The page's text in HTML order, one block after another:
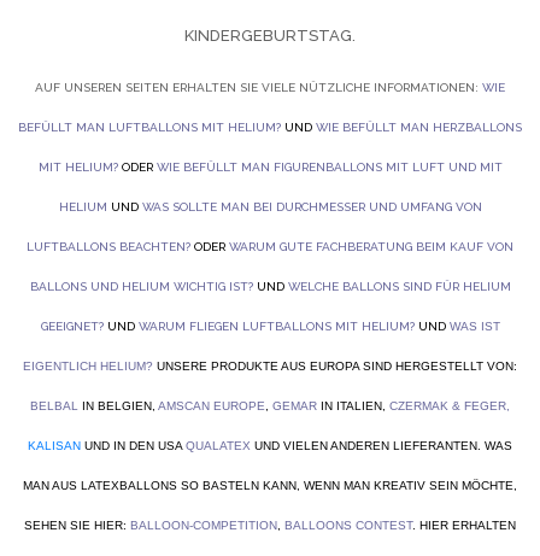
KINDERGEBURTSTAG.
AUF UNSEREN SEITEN ERHALTEN SIE VIELE NÜTZLICHE INFORMATIONEN: WIE
BEFÜLLT MAN LUFTBALLONS MIT HELIUM? UND WIE BEFÜLLT MAN HERZBALLONS
MIT HELIUM?ODER WIE BEFÜLLT MAN FIGURENBALLONS MIT LUFT UND MIT
HELIUM UND WAS SOLLTE MAN BEI DURCHMESSER UND UMFANG VON
LUFTBALLONS BEACHTEN? ODER WARUM GUTE FACHBERATUNG BEIM KAUF VON
BALLONS UND HELIUM WICHTIG IST?UND WELCHE BALLONS SIND FÜR HELIUM
GEEIGNET?UND WARUM FLIEGEN LUFTBALLONS MIT HELIUM?UND WAS IST
EIGENTLICH HELIUM? UNSERE PRODUKTE AUS EUROPA SIND HERGESTELLT VON:
BELBAL IN BELGIEN, AMSCAN EUROPE GEMAR IN ITALIEN, CZERMAK & FEGER
KALISAN UND IN DEN USA QUALATEX UND VIELEN ANDEREN LIEFERANTEN. WAS
MAN AUS LATEXBALLONS SO BASTELN KANN, WENN MAN KREATIV SEIN MÖCHTE,
SEHEN SIE HIER: BALLOON-COMPETITION BALLOONS CONTEST. HIER ERHALTEN